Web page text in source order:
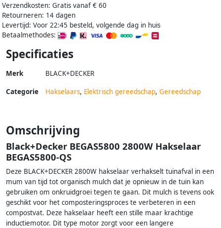
Verzendkosten: Gratis vanaf € 60
Retourneren: 14 dagen
Levertijd: Voor 22:45 besteld, volgende dag in huis
Betaalmethodes:
Specificaties
Merk BLACK+DECKER
Categorie Hakselaars, Elektrisch gereedschap, Gereedschap
Omschrijving
Black+Decker BEGAS5800 2800W Hakselaar
BEGAS5800-QS
Deze BLACK+DECKER 2800W hakselaar verhakselt tuinafval in een
mum van tijd tot organisch mulch dat je opnieuw in de tuin kan
gebruiken om onkruidgroei tegen te gaan. Dit mulch is tevens ook
geschikt voor het composteringsproces te verbeteren in een
compostvat. Deze hakselaar heeft een stille maar krachtige
inductiemotor. Dit type motor zorgt voor een langere